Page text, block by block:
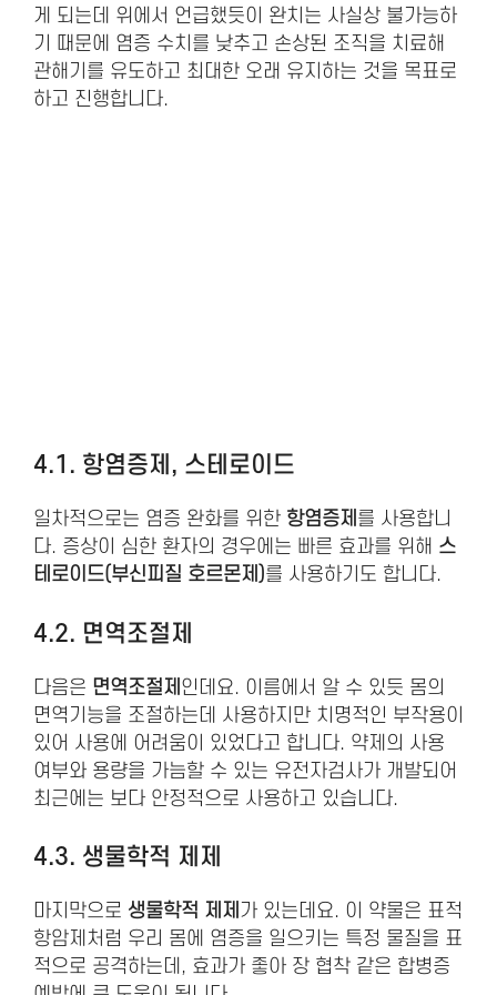
게 되는데 위에서 언급했듯이 완치는 사실상 불가능하
기 때문에 염증 수치를 낮추고 손상된 조직을 치료해
관해기를 유도하고 최대한 오래 유지하는 것을 목표로
하고 진행합니다.
4.1. 항염증제, 스테로이드
일차적으로는 염증 완화를 위한 항염증제 를 사용합니
다. 증상이 심한 환자의 경우에는 빠른 효과를 위해 스
테로이드(부신피질 호르몬제)를 사용하기도 합니다.
4.2. 면역조절제
다음은 면역조절제 인데요. 이름에서 알 수 있듯 몸의
면역기능을 조절하는데 사용하지만 치명적인 부작용이
있어 사용에 어려움이 있었다고 합니다. 약제의 사용
여부와 용량을 가늠할 수 있는 유전자검사가 개발되어
최근에는 보다 안정적으로 사용하고 있습니다.
4.3. 생물학적 제제
마지막으로 생물학적 제제 가 있는데요. 이 약물은 표적
항암제처럼 우리 몸에 염증을 일으키는 특정 물질을 표
적으로 공격하는데, 효과가 좋아 장 협착 같은 합병증